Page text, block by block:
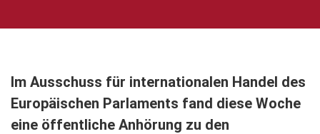
Im Ausschuss für internationalen Handel des
Europäischen Parlaments fand diese Woche
eine öffentliche Anhörung zu den